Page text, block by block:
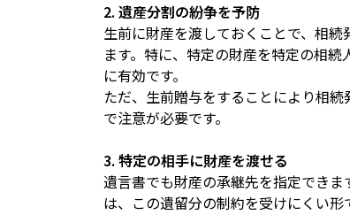
2. 遺産分割の紛争を予防
生前に財産を渡しておくことで、相
ます。特に、特定の財産を特定の相
に有効です。
ただ、生前贈与をすることにより相
で注意が必要です。
3. 特定の相手に財産を渡せる
遺言書でも財産の承継先を指定でき
は、この遺留分の制約を受けにくい形